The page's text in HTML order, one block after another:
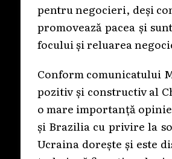
pentru negocieri, deși
promovează pacea și
focului și reluarea
Conform comunicatului
pozitiv și constructiv al
o mare importanță
și Brazilia cu privire la
Ucraina dorește și este